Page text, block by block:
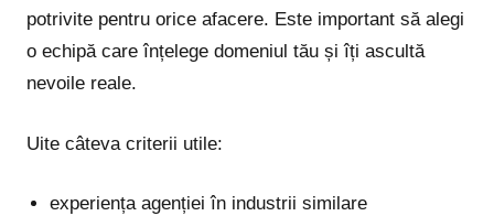
potrivite pentru orice afacere. Este important să alegi
o echipă care înțelege domeniul tău și îți ascultă
nevoile reale.
Uite câteva criterii utile:
experiența agenției în industrii similare